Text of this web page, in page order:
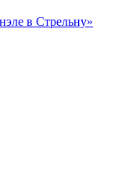
в Стрельну»